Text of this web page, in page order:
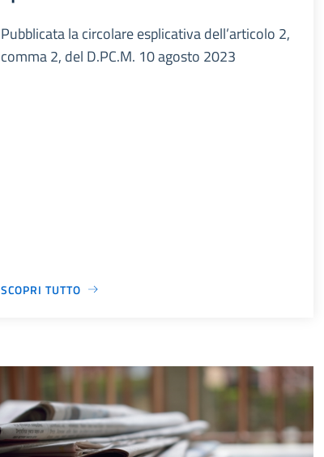
Pubblicata la circolare esplicativa dell’articolo 2,
comma 2, del D.PC.M. 10 agosto 2023
SCOPRI TUTTO